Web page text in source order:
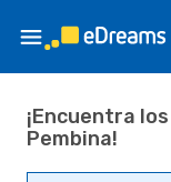
¡Encuentra
Pembina!